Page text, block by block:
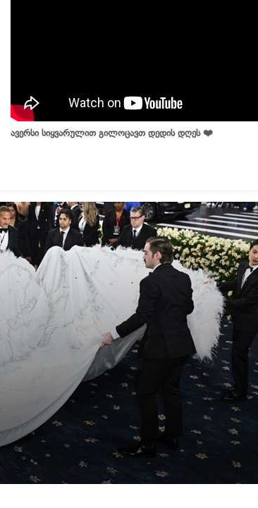
ავერსი სიყვარულით გილოცავთ დედის დღეს ❤️